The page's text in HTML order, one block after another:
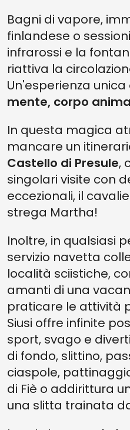
Bagni di vapore,
finlandese o
infrarossi e la
riattiva la
Un'esperienza
mente, corpo
In questa magica
mancare un
Castello di Presule,
singolari visite con
eccezionali, il
strega Martha!
Inoltre, in qualsiasi
servizio navetta
località sciistiche,
amanti di una
praticare le attività
Siusi offre infinite
sport, svago e
di fondo, slittino,
ciaspole,
di Fiè o addirittura
una slitta trainata